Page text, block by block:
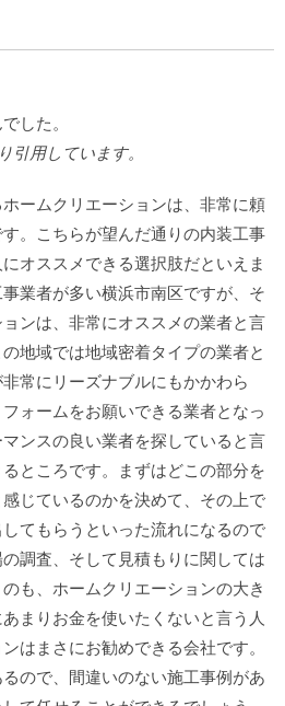
した。
引用しています。
ームクリエーションは、非常に頼
。こちらが望んだ通りの内装工事
オススメできる選択肢だといえま
業者が多い横浜市南区ですが、そ
ンは、非常にオススメの業者と言
地域では地域密着タイプの業者と
常にリーズナブルにもかかわら
ォームをお願いできる業者となっ
ンスの良い業者を探していると言
ところです。まずはどこの部分を
じているのかを決めて、その上で
てもらうといった流れになるので
調査、そして見積もりに関しては
も、ホームクリエーションの大き
まりお金を使いたくないと言う人
はまさにお勧めできる会社です。
ので、間違いのない施工事例があ